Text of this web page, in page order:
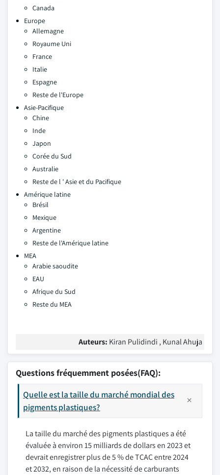
Canada
Europe
Allemagne
Royaume Uni
France
Italie
Espagne
Reste de l'Europe
Asie-Pacifique
Chine
Inde
Japon
Corée du Sud
Australie
Reste de l ' Asie et du Pacifique
Amérique latine
Brésil
Mexique
Argentine
Reste de l'Amérique latine
MEA
Arabie saoudite
EAU
Afrique du Sud
Reste du MEA
Auteurs: Kiran Pulidindi , Kunal Ahuja
Questions fréquemment posées(FAQ):
Quelle est la taille du marché mondial des
pigments plastiques?
La taille du marché des pigments plastiques a été
évaluée à environ 15 milliards de dollars en 2023 et
devrait enregistrer plus de 5 % de TCAC entre 2024
et 2032, en raison de la nécessité de carburants